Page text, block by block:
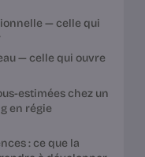
— celle qui
— celle qui ouvre
estimées chez un
en régie
: ce que la